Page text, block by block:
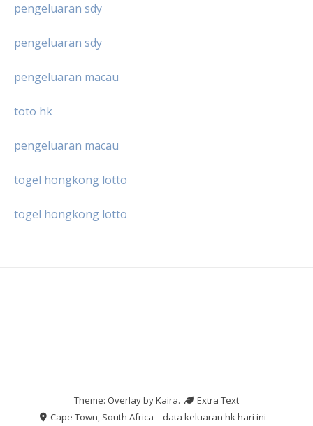
pengeluaran sdy
pengeluaran sdy
pengeluaran macau
toto hk
pengeluaran macau
togel hongkong lotto
togel hongkong lotto
Theme: Overlay byKaira.
Extra Text
Cape Town, South Africa
data keluaran hk hari ini